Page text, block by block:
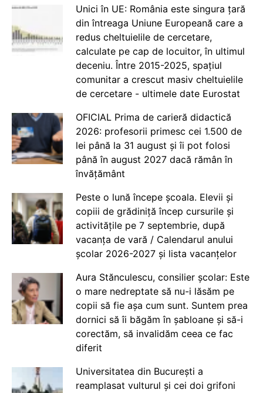
Unici în UE: România este singura țară
din întreaga Uniune Europeană care a
redus cheltuielile de cercetare,
calculate pe cap de locuitor, în ultimul
deceniu. Între 2015-2025, spațiul
comunitar a crescut masiv cheltuielile
de cercetare - ultimele date Eurostat
OFICIAL Prima de carieră didactică
2026: profesorii primesc cei 1.500 de
lei până la 31 august și îi pot folosi
până în august 2027 dacă rămân în
învățământ
Peste o lună începe școala. Elevii și
copiii de grădiniță încep cursurile și
activitățile pe 7 septembrie, după
vacanța de vară / Calendarul anului
școlar 2026-2027 și lista vacanțelor
Aura Stănculescu, consilier școlar: Este
o mare nedreptate să nu-i lăsăm pe
copii să fie așa cum sunt. Suntem prea
dornici să îi băgăm în șabloane și să-i
corectăm, să invalidăm ceea ce fac
diferit
Universitatea din București a
reamplasat vulturul și cei doi grifoni